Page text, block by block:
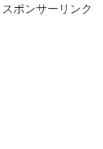
スポンサーリンク